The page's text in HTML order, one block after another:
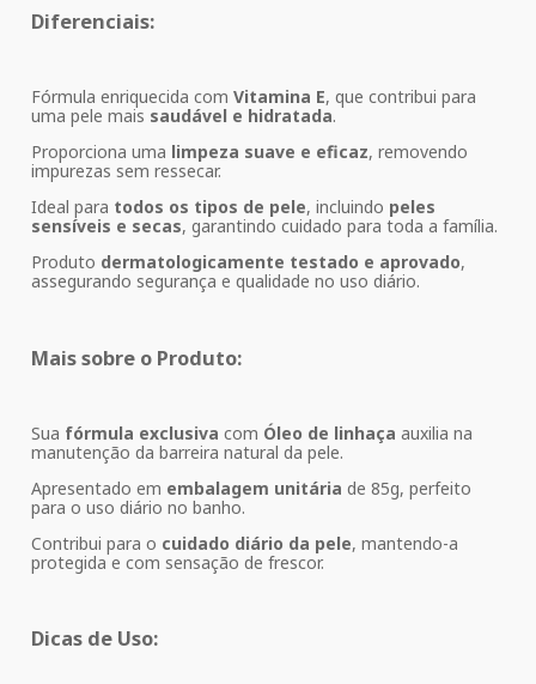
Diferenciais:
Fórmula enriquecida com Vitamina E, que contribui para
uma pele mais saudável e hidratada.
Proporciona uma limpeza suave e eficaz, removendo
impurezas sem ressecar.
Ideal para todos os tipos de pele, incluindo peles
sensíveis e secas, garantindo cuidado para toda a família.
Produto dermatologicamente testado e aprovado,
assegurando segurança e qualidade no uso diário.
Mais sobre o Produto:
Sua fórmula exclusiva com Óleo de linhaça auxilia na
manutenção da barreira natural da pele.
Apresentado em embalagem unitária de 85g, perfeito
para o uso diário no banho.
Contribui para o cuidado diário da pele, mantendo-a
protegida e com sensação de frescor.
Dicas de Uso: